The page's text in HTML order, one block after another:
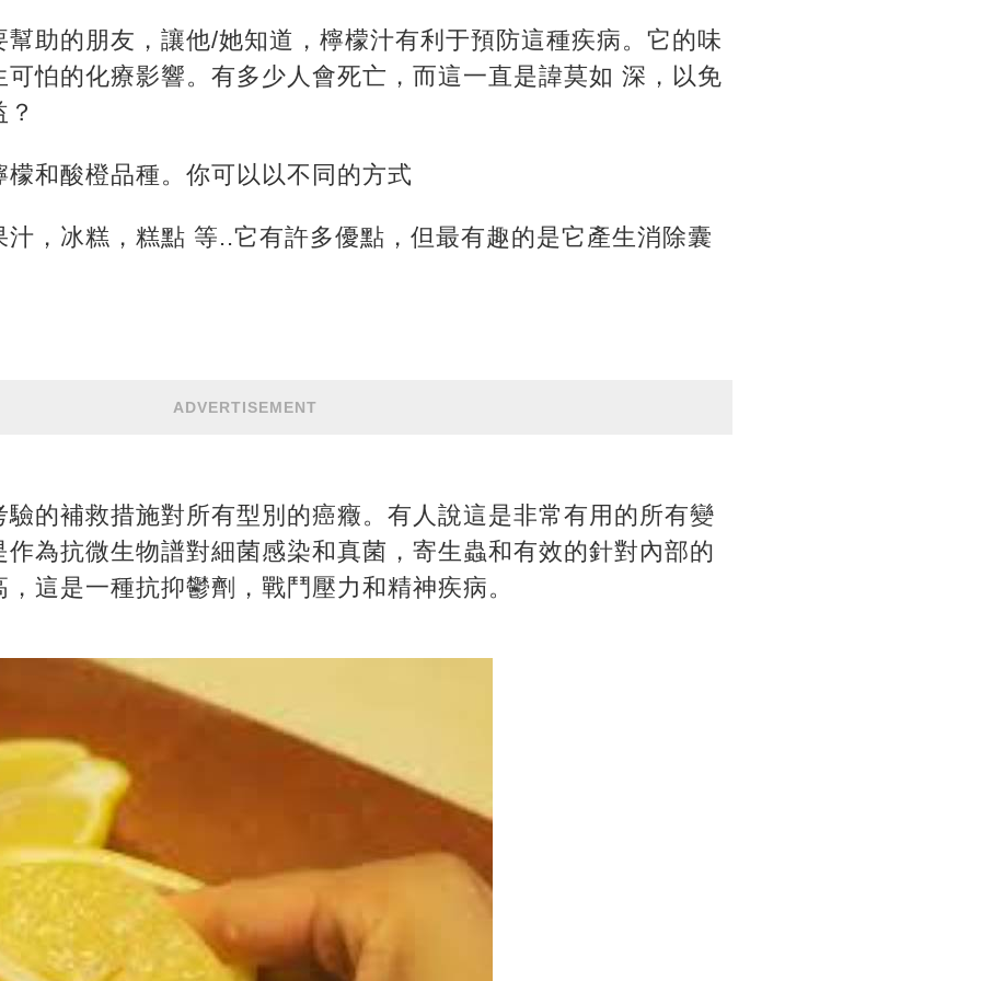
助的朋友，讓他/她知道，檸檬汁有利于預防這種疾病。它的味
怕的化療影響。有多少人會死亡，而這一直是諱莫如 深，以免
和酸橙品種。你可以以不同的方式
，冰糕，糕點 等..它有許多優點，但最有趣的是它產生消除囊
ADVERTISEMENT
的補救措施對所有型別的癌癥。有人說這是非常有用的所有變
為抗微生物譜對細菌感染和真菌，寄生蟲和有效的針對內部的
這是一種抗抑鬱劑，戰鬥壓力和精神疾病。